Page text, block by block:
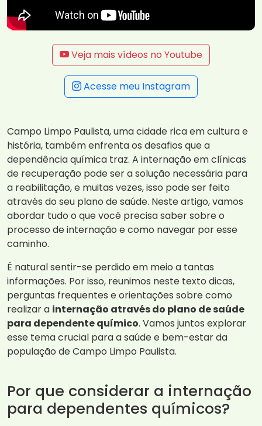
Veja mais vídeos no Youtube
Acesse meu Instagram
Campo Limpo Paulista, uma cidade rica em cultura e
história, também enfrenta os desafios que a
dependência química traz. A internação em clínicas
de recuperação pode ser a solução necessária para
a reabilitação, e muitas vezes, isso pode ser feito
através do seu plano de saúde. Neste artigo, vamos
abordar tudo o que você precisa saber sobre o
processo de internação e como navegar por esse
caminho.
É natural sentir-se perdido em meio a tantas
informações. Por isso, reunimos neste texto dicas,
perguntas frequentes e orientações sobre como
realizar a internação através do plano de saúde
para dependente químico. Vamos juntos explorar
esse tema crucial para a saúde e bem-estar da
população de Campo Limpo Paulista.
Por que considerar a internação
para dependentes químicos?